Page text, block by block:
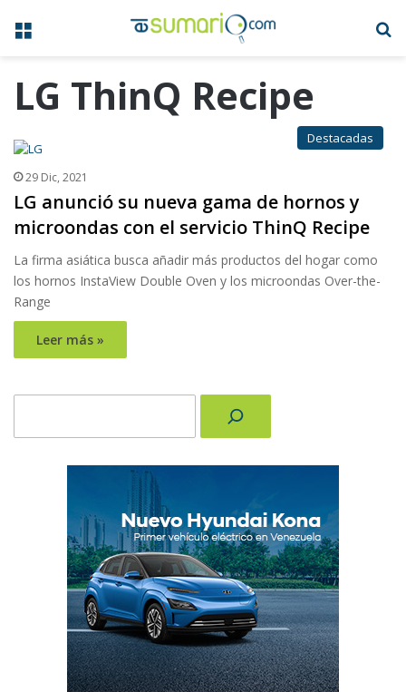
Menú
LG ThinQ Recipe
Destacadas
29 Dic, 2021
LG anunció su nueva gama de hornos y
microondas con el servicio ThinQ Recipe
La firma asiática busca añadir más productos del hogar como
los hornos InstaView Double Oven y los microondas Over-the-
Range
Leer más »